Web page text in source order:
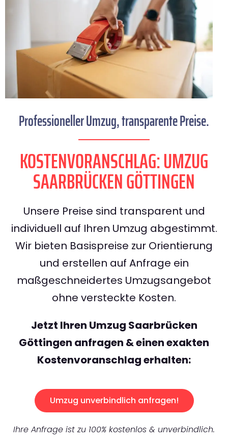
Professioneller Umzug, transparente Preise.
KOSTENVORANSCHLAG: UMZUG
SAARBRÜCKEN GÖTTINGEN
Unsere Preise sind transparent und
individuell auf Ihren Umzug abgestimmt.
Wir bieten Basispreise zur Orientierung
und erstellen auf Anfrage ein
maßgeschneidertes Umzugsangebot
ohne versteckte Kosten.
Jetzt Ihren Umzug Saarbrücken
Göttingen anfragen & einen exakten
Kostenvoranschlag erhalten:
Umzug unverbindlich anfragen!
Ihre Anfrage ist zu 100% kostenlos & unverbindlich.